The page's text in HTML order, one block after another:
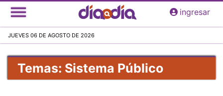
Pasar
al
principal
ingresar
JUEVES 06 DE AGOSTO DE 2026
Temas: Sistema Público